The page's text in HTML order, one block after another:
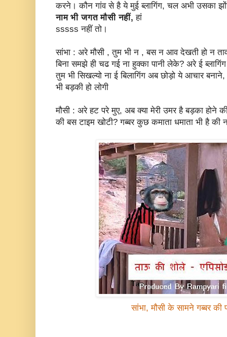
करने। कौन गांव से है ये मुई ब्लागिंग, चल अभी उसका
नाम भी जगत मौसी नहीं, हां
sssss नहीं तो।
सांभा : अरे मौसी , तुम भी न , बस न आव देखती हो न
बिना समझे ही चढ गई ना हुक्का पानी लेके? अरे ई ब्लागिंग
तुम भी सिखल्यो ना ई बिलागिंग अब छोड़ो ये आचार बनाने,
भी बड़की हो लोगी
मौसी : अरे हट परे मुए, अब क्या मेरी उमर है बड़का होने
की बस टाइम खोटी? गब्बर कुछ कमाता धमाता भी है की
सांभा, मौसी के सामने गब्बर